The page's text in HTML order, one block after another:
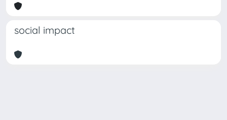
social impact